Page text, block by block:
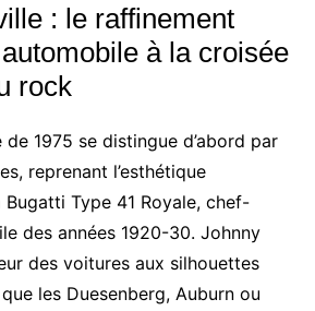
: le raffinement
automobile à la croisée
rock
de 1975 se distingue d’abord par
reprenant l’esthétique
Bugatti Type 41 Royale, chef-
des années 1920-30. Johnny
des voitures aux silhouettes
les Duesenberg, Auburn ou